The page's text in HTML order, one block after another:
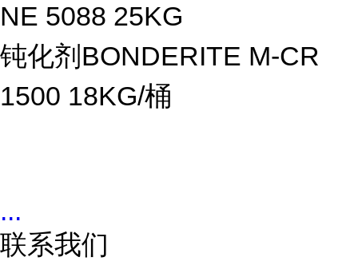
NE 5088 25KG
钝化剂BONDERITE M-CR
1500 18KG/桶
...
联系我们